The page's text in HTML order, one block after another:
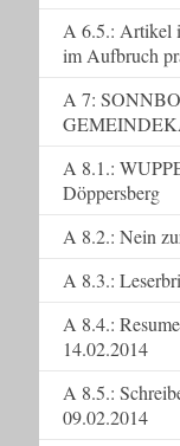
A 6.5.: Artikel
im Aufbruch
A 7:
A 8.1.:
Döppersberg
A 8.2.: Nein
A 8.3.:
A 8.4.:
14.02.2014
A 8.5.:
09.02.2014